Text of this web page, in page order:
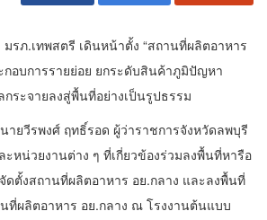
รภ.เทพสตรี เดินหน้าตั้ง “สถานที่ผลิตอาหาร
กอบการรายย่อย ยกระดับสินค้าภูมิปัญหา
ระจายลงสู่พื้นที่อย่างเป็นรูปธรรม
ายวีรพงศ์ ฤทธิ์รอด ผู้ว่าราชการจังหวัดลพบุรี
หน่วยงานต่าง ๆ ที่เกี่ยวข้องร่วมลงพื้นที่หารือ
ดตั้งสถานที่ผลิตอาหาร อย.กลาง และลงพื้นที่
ที่ผลิตอาหาร อย.กลาง ณ โรงงานต้นแบบ